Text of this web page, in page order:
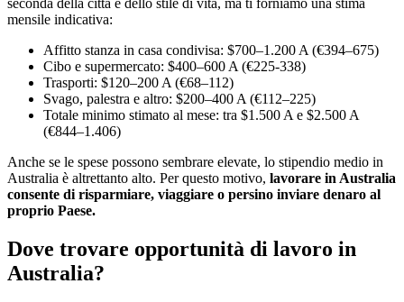
mensile indicativa:
Affitto stanza in casa condivisa: $700–1.200 A (€394–675)
Cibo e supermercato: $400–600 A (€225-338)
Trasporti: $120–200 A (€68–112)
Svago, palestra e altro: $200–400 A (€112–225)
Totale minimo stimato al mese: tra $1.500 A e $2.500 A
(€844–1.406)
Anche se le spese possono sembrare elevate, lo stipendio medio in
Australia è altrettanto alto. Per questo motivo, lavorare in Australia
consente di risparmiare, viaggiare o persino inviare denaro al
proprio Paese.
Dove trovare opportunità di lavoro in
Australia?